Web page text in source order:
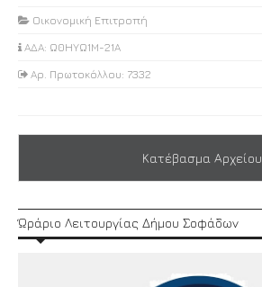
Οικονομική Επιτροπή
ΑΔΑ: Ω0ΗΥΩ1Μ-21Α
Αρ. Πρωτοκόλλου: 7332
Κατέβασμα Αρχείου
Ώράριο Λειτουργίας Δήμου Σοφάδων